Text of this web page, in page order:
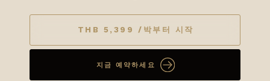
THB 5,399 /박부터 시작
지금 예약하세요